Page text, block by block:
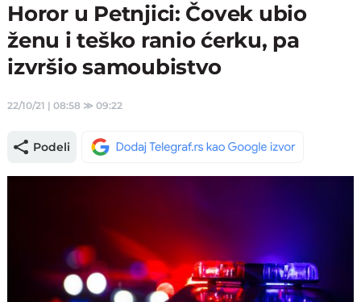
Horor u Petnjici: Čovek ubio
ženu i teško ranio ćerku, pa
izvršio samoubistvo
22/10/21 | 08:58 ≫09:22
Podeli